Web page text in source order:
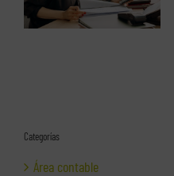
Categorías
Área contable